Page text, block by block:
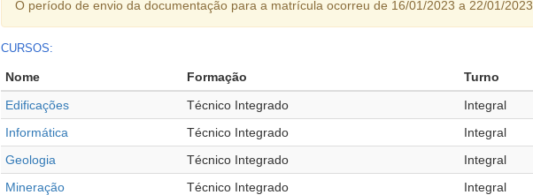
O período de envio da documentação para a matrícula ocorreu de 16/01/2023 a 22/01/2023.
CURSOS:
Nome Formação Turno
Edificações
Técnico Integrado Integral
Informática
Técnico Integrado Integral
Geologia
Técnico Integrado Integral
Mineração
Técnico Integrado Integral